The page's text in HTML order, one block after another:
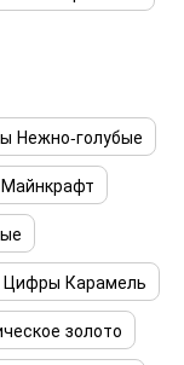
Нежно-голубые
Цифры Карамель
золото